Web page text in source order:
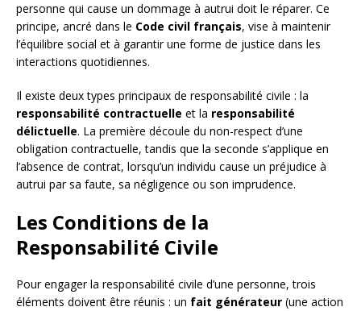
personne qui cause un dommage à autrui doit le réparer. Ce
principe, ancré dans le Code civil français, vise à maintenir
l’équilibre social et à garantir une forme de justice dans les
interactions quotidiennes.
Il existe deux types principaux de responsabilité civile : la
responsabilité contractuelle et la responsabilité
délictuelle. La première découle du non-respect d’une
obligation contractuelle, tandis que la seconde s’applique en
l’absence de contrat, lorsqu’un individu cause un préjudice à
autrui par sa faute, sa négligence ou son imprudence.
Les Conditions de la
Responsabilité Civile
Pour engager la responsabilité civile d’une personne, trois
éléments doivent être réunis : un fait générateur (une action